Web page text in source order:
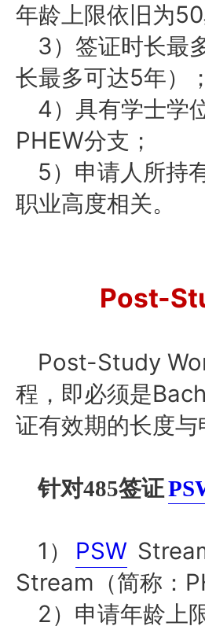
年龄上限依旧为50
3）签证时长最
长最多可达5年）；
4）具有学士学
PHEW分支；
5）申请人所持
职业高度相关。
Post-
Post-Study
程，即必须是
证有效期的长度
针对485签证
1） PSW
Stream（简称：
2）申请年龄上